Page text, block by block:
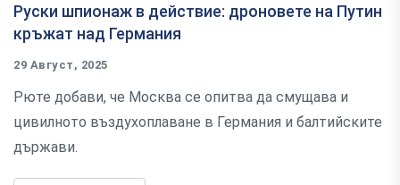
Руски шпионаж в действие: дроновете на Путин
кръжат над Германия
29 Август, 2025
Рюте добави, че Москва се опитва да смущава и
цивилното въздухоплаване в Германия и балтийските
държави.